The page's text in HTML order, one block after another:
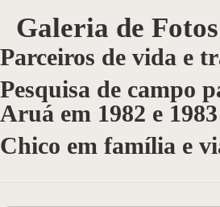
A Trajetória
Outros Feitos
Reconhecimento
Galeria de Fotos
Parceiros de vida e
Pesquisa de campo
Aruá em 1982 e 1983
Chico em família e